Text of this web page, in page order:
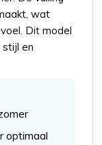
wat
Dit model
en
optimaal